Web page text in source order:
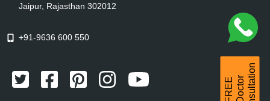
Jaipur, Rajasthan 302012
+91-9636 600 550
F
R
E
E
D
o
c
t
orConsultation